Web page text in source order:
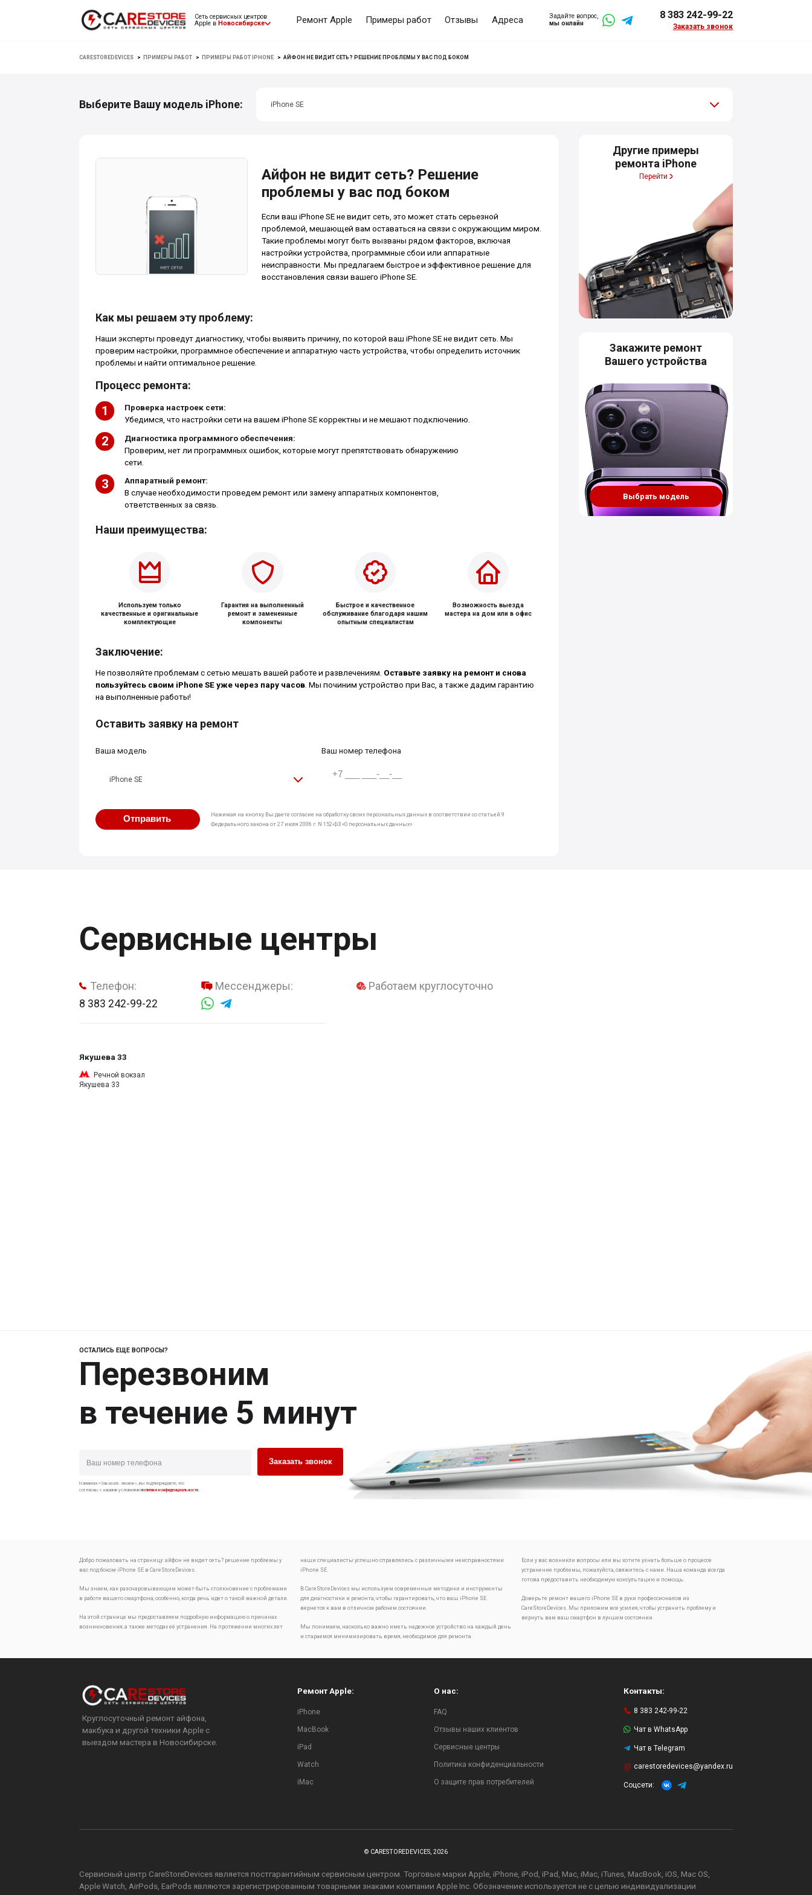
Сеть сервисных центров
Apple в Новосибирске Ремонт Apple Примеры работ Отзывы Адреса
Задайте вопрос,
мы онлайн
8 383 242-99-22
Заказать звонок
CARESTOREDEVICES > ПРИМЕРЫ РАБОТ > ПРИМЕРЫ РАБОТ IPHONE >АЙФОН НЕ ВИДИТ СЕТЬ? РЕШЕНИЕ ПРОБЛЕМЫ У ВАС ПОД БОКОМ
Выберите Вашу модель iPhone: iPhone SE
Айфон не видит сеть? Решение
проблемы у вас под боком
Если ваш iPhone SE не видит сеть, это может стать серьезной
проблемой, мешающей вам оставаться на связи с окружающим миром.
Такие проблемы могут быть вызваны рядом факторов, включая
настройки устройства, программные сбои или аппаратные
неисправности. Мы предлагаем быстрое и эффективное решение для
восстановления связи вашего iPhone SE.
Как мы решаем эту проблему:
Наши эксперты проведут диагностику, чтобы выявить причину, по которой ваш iPhone SE не видит сеть. Мы
проверим настройки, программное обеспечение и аппаратную часть устройства, чтобы определить источник
проблемы и найти оптимальное решение.
Процесс ремонта:
Проверка настроек сети:
Убедимся, что настройки сети на вашем iPhone SE корректны и не мешают подключению.
Диагностика программного обеспечения:
Проверим, нет ли программных ошибок, которые могут препятствовать обнаружению
сети.
Аппаратный ремонт:
В случае необходимости проведем ремонт или замену аппаратных компонентов,
ответственных за связь.
Наши преимущества:
Используем только
качественные и оригинальные
комплектующие
Гарантия на выполненный
ремонт и замененные
компоненты
Быстрое и качественное
обслуживание благодаря нашим
опытным специалистам
Возможность выезда
мастера на дом или в офис
Заключение:
Не позволяйте проблемам с сетью мешать вашей работе и развлечениям. Оставьте заявку на ремонт и снова
пользуйтесь своим iPhone SE уже через пару часов. Мы починим устройство при Вас, а также дадим гарантию
на выполненные работы!
Оставить заявку на ремонт
Ваша модель
iPhone SE
Ваш номер телефона
Отправить
Нажимая на кнопку Вы даете согласие на обработку своих персональных данных в соответствии со статьей 9
Федерального закона от 27 июля 2006 г. N 152-ФЗ «О персональных данных»
Другие примеры
ремонта iPhone
Перейти
Закажите ремонт
Вашего устройства
Выбрать модель
Сервисные центры
Телефон:
8 383 242-99-22
Мессенджеры:
Якушева 33
Речной вокзал
Якушева 33
Работаем круглосуточно
ОСТАЛИСЬ ЕЩЕ ВОПРОСЫ?
Перезвоним
в течение 5 минут
Заказать звонок
Нажимая «Заказать звонок», вы подтверждаете, что
согласны с нашими условиямиполитики конфиденциальности.
Добро пожаловать на страницу:айфон не видит сеть? решение проблемы у
вас под боком iPhone SE в CareStoreDevices.
Мы знаем, как разочаровывающим может быть столкновение с проблемами
в работе вашего смартфона, особенно, когда речь идет о такой важной детали.
На этой странице мы предоставляем подробную информацию о причинах
возникновения, а также методах её устранения. На протяжении многих лет
наши специалисты успешно справлялись с различными неисправностями
iPhone SE.
В CareStoreDevices мы используем современные методики и инструменты
для диагностики и ремонта, чтобы гарантировать, что ваш iPhone SE
вернется к вам в отличном рабочем состоянии.
Мы понимаем, насколько важно иметь надежное устройство на каждый день
и стараемся минимизировать время, необходимое для ремонта.
Если у вас возникли вопросы или вы хотите узнать больше о процессе
устранение проблемы, пожалуйста, свяжитесь с нами. Наша команда всегда
готова предоставить необходимую консультацию и помощь.
Доверьте ремонт вашего iPhone SE в руки профессионалов из
CareStoreDevices. Мы приложим все усилия, чтобы устранить проблему и
вернуть вам ваш смартфон в лучшем состоянии.
Круглосуточный ремонт айфона,
макбука и другой техники Apple с
выездом мастера в Новосибирске.
Ремонт Apple:
iPhone
MacBook
iPad
Watch
iMac
О нас:
FAQ
Отзывы наших клиентов
Сервисные центры
Политика конфиденциальности
О защите прав потребителей
Контакты:
8 383 242-99-22
Чат в WhatsApp
Чат в Telegram
carestoredevices@yandex.ru
Соцсети:
© CARESTOREDEVICES, 2026
Сервисный центр CareStoreDevices является постгарантийным сервисным центром. Торговые марки Apple, iPhone, iPod, iPad, Mac, iMac, iTunes, MacBook, iOS, Mac OS,
Apple Watch, AirPods, EarPods являются зарегистрированным товарными знаками компании Apple Inc. Обозначение используется не с целью индивидуализации